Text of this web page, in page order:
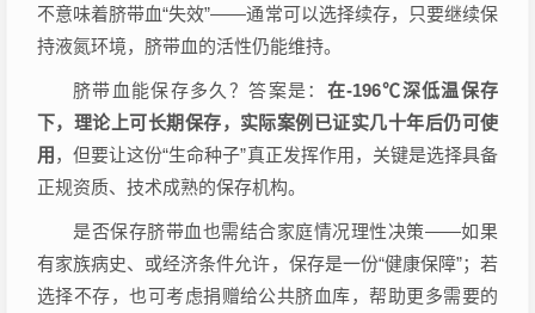
不意味着脐带血“失效”——通常可以选择续存，只要继续保
持液氮环境，脐带血的活性仍能维持。
脐带血能保存多久？答案是： 在-196℃深低温保存
下，理论上可长期保存，实际案例已证实几十年后仍可使
用 ，但要让这份“生命种子”真正发挥作用，关键是选择具备
正规资质、技术成熟的保存机构。
是否保存脐带血也需结合家庭情况理性决策——如果
有家族病史、或经济条件允许，保存是一份“健康保障”；若
选择不存，也可考虑捐赠给公共脐血库，帮助更多需要的